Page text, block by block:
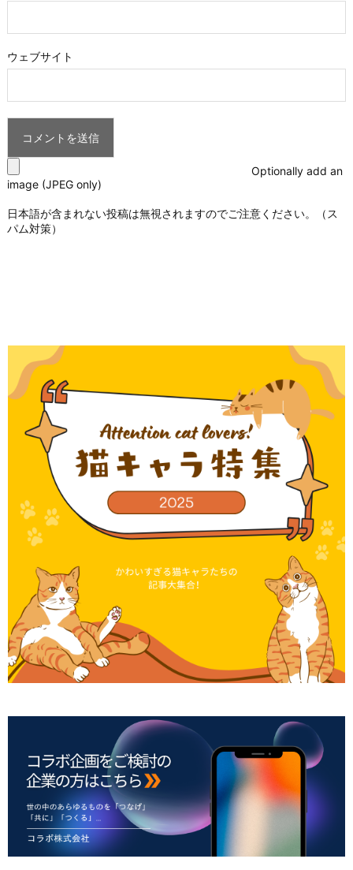
ウェブサイト
Optionally add an
image (JPEG only)
日本語が含まれない投稿は無視されますのでご注意ください。（ス
パム対策）